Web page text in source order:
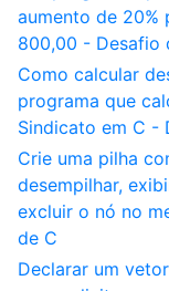
aumento de 20%
800,00 - Desafio
Como calcular
programa que
Sindicato em C -
Crie uma pilha
desempilhar,
excluir o nó no
de C
Declarar um